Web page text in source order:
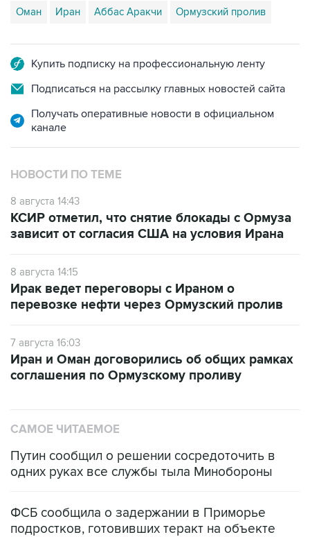
Оман Иран Аббас Аракчи Ормузский пролив
Купить подписку на профессиональную ленту
Подписаться на рассылку главных новостей сайта
Получать оперативные новости в официальном
канале
НОВОСТИ ПО ТЕМЕ
8 августа 14:43
КСИР отметил, что снятие блокады с Ормуза
зависит от согласия США на условия Ирана
8 августа 14:15
Ирак ведет переговоры с Ираном о
перевозке нефти через Ормузский пролив
7 августа 16:03
Иран и Оман договорились об общих рамках
соглашения по Ормузскому проливу
САМОЕ ЧИТАЕМОЕ
Путин сообщил о решении сосредоточить в
одних руках все службы тыла Минобороны
ФСБ сообщила о задержании в Приморье
подростков, готовивших теракт на объекте